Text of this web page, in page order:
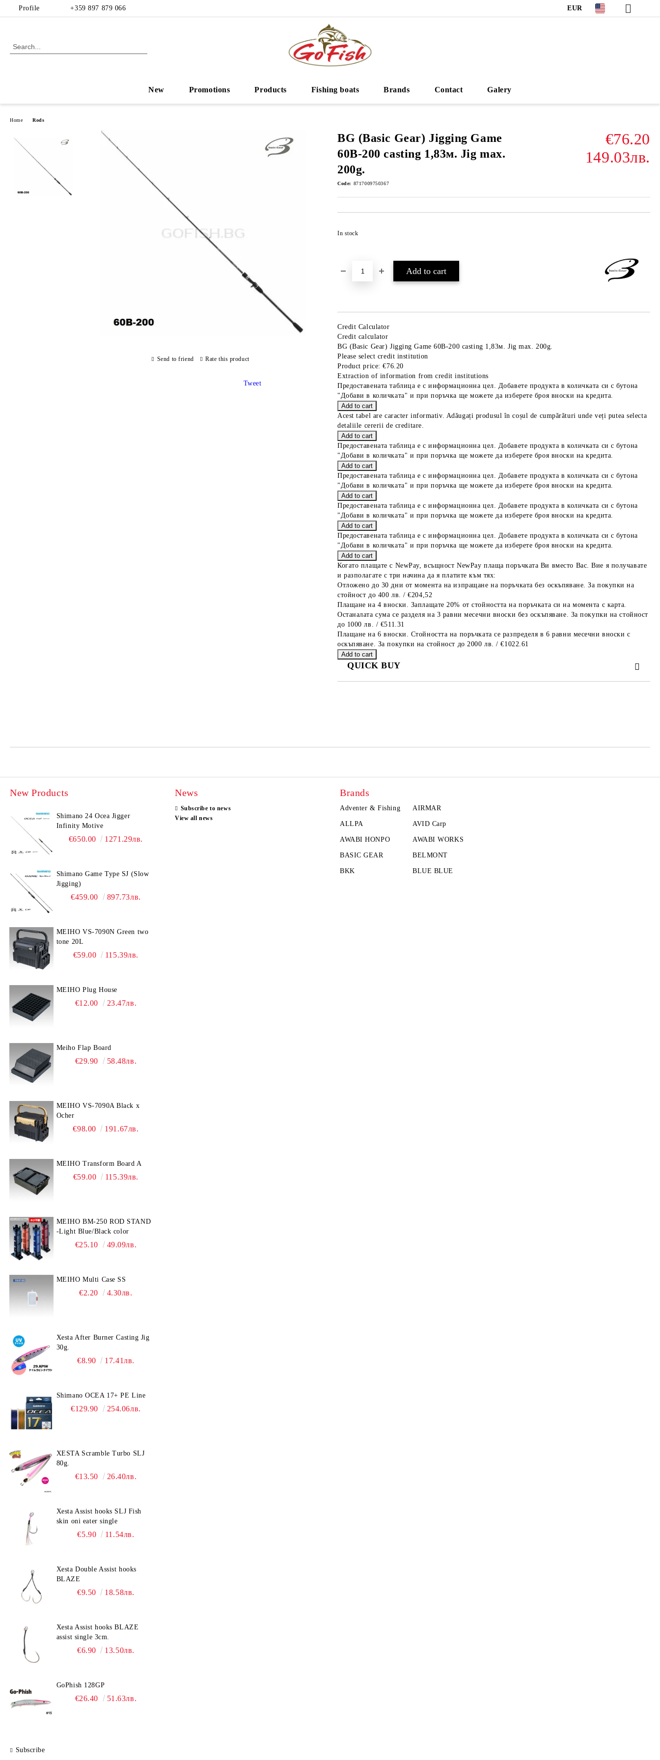
Profile +359 897 879 066 EUR
New Promotions Products Fishing boats Brands Contact Galery
Home Rods
BG (Basic Gear) Jigging Game
60B-200 casting 1,83м. Jig max.
200g.
€76.20
149.03лв.
Code: 8717009750367
In stock
Credit Calculator
Credit calculator
BG (Basic Gear) Jigging Game 60B-200 casting 1,83м. Jig max. 200g.
Please select credit institution
Product price: €76.20
Extraction of information from credit institutions
Предоставената таблица е с информационна цел. Добавете продукта в количката си с бутона
"Добави в количката" и при поръчка ще можете да изберете броя вноски на кредита.
Acest tabel are caracter informativ. Adăugați produsul în coșul de cumpărături unde veți putea selecta
detaliile cererii de creditare.
Предоставената таблица е с информационна цел. Добавете продукта в количката си с бутона
"Добави в количката" и при поръчка ще можете да изберете броя вноски на кредита.
Предоставената таблица е с информационна цел. Добавете продукта в количката си с бутона
"Добави в количката" и при поръчка ще можете да изберете броя вноски на кредита.
Предоставената таблица е с информационна цел. Добавете продукта в количката си с бутона
"Добави в количката" и при поръчка ще можете да изберете броя вноски на кредита.
Предоставената таблица е с информационна цел. Добавете продукта в количката си с бутона
"Добави в количката" и при поръчка ще можете да изберете броя вноски на кредита.
Когато плащате с NewPay, всъщност NewPay плаща поръчката Ви вместо Вас. Вие я получавате
и разполагате с три начина да я платите към тях:
Отложено до 30 дни от момента на изпращане на поръчката без оскъпяване. За покупки на
стойност до 400 лв. / €204,52
Плащане на 4 вноски. Заплащате 20% от стойността на поръчката си на момента с карта.
Останалата сума се разделя на 3 равни месечни вноски без оскъпяване. За покупки на стойност
до 1000 лв. / €511.31
Плащане на 6 вноски. Стойността на поръчката се разпределя в 6 равни месечни вноски с
оскъпяване. За покупки на стойност до 2000 лв. / €1022.61
QUICK BUY
Send to friend Rate this product
Tweet
New Products
Shimano 24 Ocea Jigger
Infinity Motive
€650.00 1271.29лв.
Shimano Game Type SJ (Slow
Jigging)
€459.00 897.73лв.
MEIHO VS-7090N Green two
tone 20L
€59.00 115.39лв.
MEIHO Plug House
€12.00 23.47лв.
Meiho Flap Board
€29.90 58.48лв.
MEIHO VS-7090A Black x
Ocher
€98.00 191.67лв.
MEIHO Transform Board A
€59.00 115.39лв.
MEIHO BM-250 ROD STAND
-Light Blue/Black color
€25.10 49.09лв.
MEIHO Multi Case SS
€2.20 4.30лв.
Xesta After Burner Casting Jig
30g.
€8.90 17.41лв.
Shimano OCEA 17+ PE Line
€129.90 254.06лв.
XESTA Scramble Turbo SLJ
80g.
€13.50 26.40лв.
Xesta Assist hooks SLJ Fish
skin oni eater single
€5.90 11.54лв.
Xesta Double Assist hooks
BLAZE
€9.50 18.58лв.
Xesta Assist hooks BLAZE
assist single 3cm.
€6.90 13.50лв.
GoPhish 128GP
€26.40 51.63лв.
Subscribe
News
Subscribe to news
View all news
Brands
Adventer & Fishing AIRMAR
ALLPA AVID Carp
AWABI HONPO AWABI WORKS
BASIC GEAR BELMONT
BKK BLUE BLUE